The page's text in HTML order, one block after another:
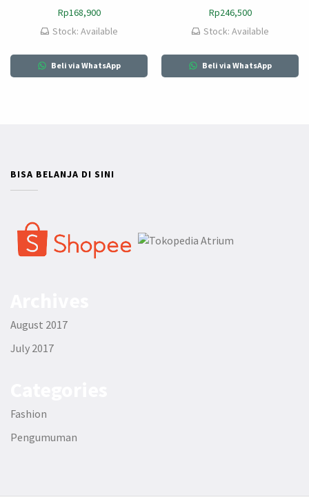
Rp168,900
Stock: Available
Beli via WhatsApp
Rp246,500
Stock: Available
Beli via WhatsApp
BISA BELANJA DI SINI
August 2017
July 2017
Fashion
Pengumuman